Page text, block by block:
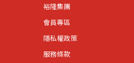
裕隆集團
會員專區
隱私權政策
服務條款